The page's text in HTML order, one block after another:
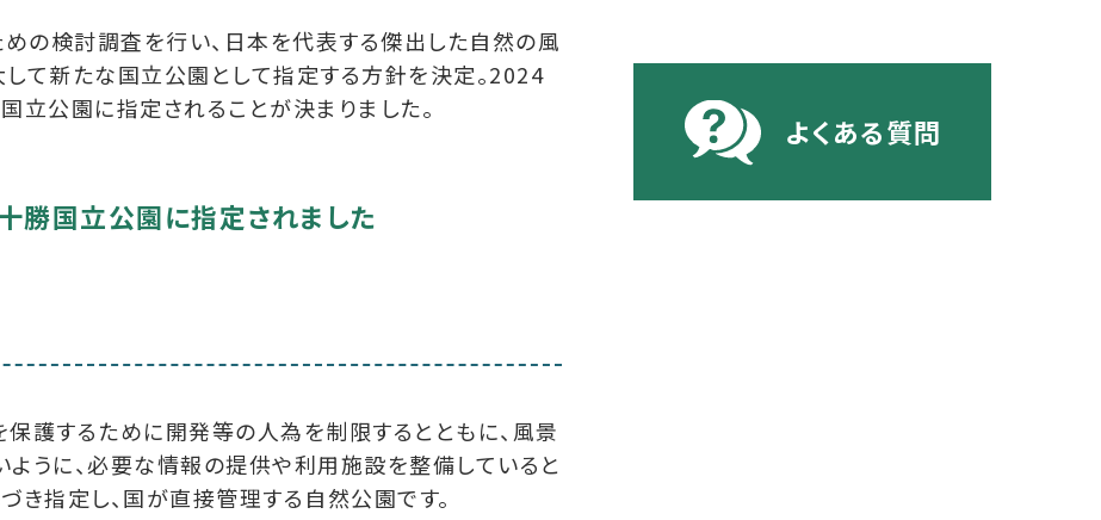
の検討調査を行い、日本を代表する傑出した自然の風
て新たな国立公園として指定する方針を決定。2024
公園に指定されることが決まりました。
勝国立公園に指定されました
護するために開発等の人為を制限するとともに、風景
うに、必要な情報の提供や利用施設を整備していると
き指定し、国が直接管理する自然公園です。
よくある質問